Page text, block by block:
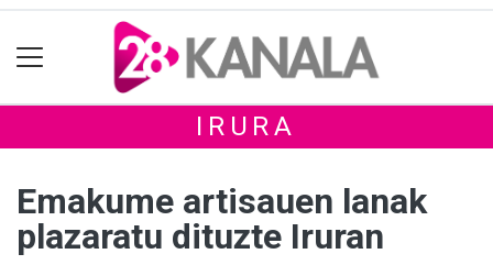
IRURA
Emakume artisauen lanak
plazaratu dituzte Iruran